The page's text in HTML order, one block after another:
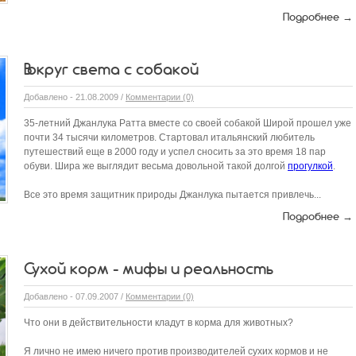
Подробнее →
Вокруг света с собакой
Добавлено - 21.08.2009 / Комментарии (0)
35-летний Джанлука Ратта вместе со своей собакой Широй прошел уже
почти 34 тысячи километров. Стартовал итальянский любитель
путешествий еще в 2000 году и успел сносить за это время 18 пар
обуви. Шира же выглядит весьма довольной такой долгой прогулкой.
Все это время защитник природы Джанлука пытается привлечь...
Подробнее →
Сухой корм - мифы и реальность
Добавлено - 07.09.2007 / Комментарии (0)
Что они в действительности кладут в корма для животных?
Я лично не имею ничего против производителей сухих кормов и не